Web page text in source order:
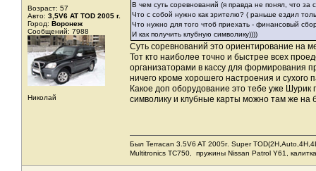
Возраст: 57
Авто: 3,5V6 AT TOD 2005 г.
Город: Воронеж
Сообщений: 7988
Николай
В чем суть соревнований (я правда не понял, что за
Что с собой нужно как зрителю? ( раньше ездил
Что нужно для того чтоб приехать - финансовый
И как получить клубную символику))))
Суть соревнований это ориентирование на
Тот кто наиболее точно и быстрее всех
организаторами в кассу для формирования
ничего кроме хорошего настроения и сухого
Какое доп оборудование это тебе уже Шурик
символику и клубные карты можно там же на
Был Terracan 3.5V6 AT 2005г. Super
Мultitronics TC750, пружины Nissan Patrol Y61, калитка